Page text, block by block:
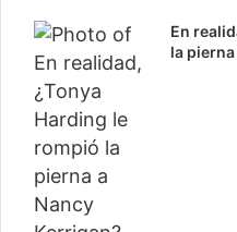
En
la